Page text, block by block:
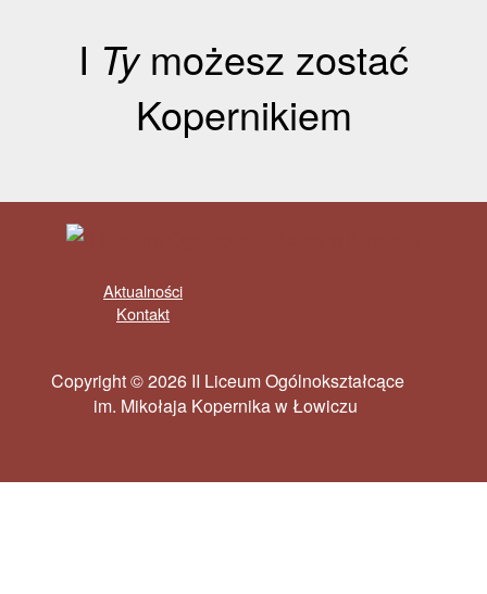
I Tymożesz zostać
Kopernikiem
Aktualności
Kontakt
Copyright © 2026 II Liceum Ogólnokształcące
im. Mikołaja Kopernika w Łowiczu